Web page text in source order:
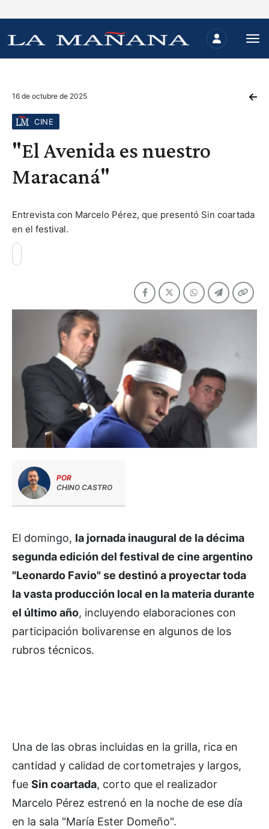
16 de octubre de 2025
CINE
"El Avenida es nuestro
Maracaná"
Entrevista con Marcelo Pérez, que presentó Sin coartada
en el festival.
POR
CHINO CASTRO
El domingo, la jornada inaugural de la décima
segunda edición del festival de cine argentino
"Leonardo Favio" se destinó a proyectar toda
la vasta producción local en la materia durante
el último año, incluyendo elaboraciones con
participación bolivarense en algunos de los
rubros técnicos.
Una de las obras incluidas en la grilla, rica en
cantidad y calidad de cortometrajes y largos,
fue Sin coartada, corto que el realizador
Marcelo Pérez estrenó en la noche de ese día
en la sala "María Ester Domeño".